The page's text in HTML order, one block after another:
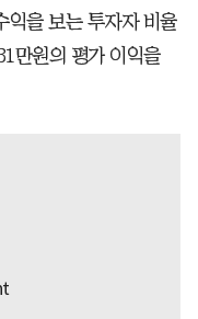
익을 보는 투자자 비율
만원의 평가 이익을